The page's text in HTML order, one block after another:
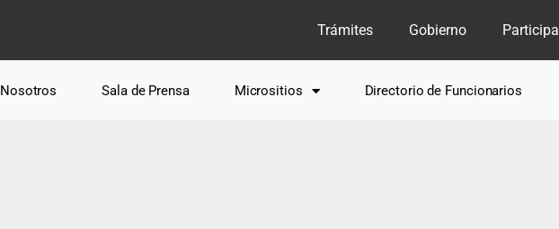
Trámites Gobierno Participa
Nosotros Sala de Prensa Micrositios Directorio de Funcionarios